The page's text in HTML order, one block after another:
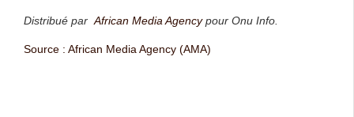
Distribué par African Media Agencypour Onu Info.
Source : African Media Agency (AMA)